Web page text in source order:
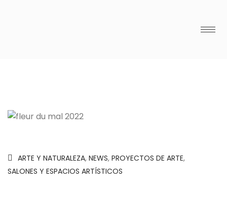
ARTE Y NATURALEZA, NEWS, PROYECTOS DE ARTE,
SALONES Y ESPACIOS ARTÍSTICOS